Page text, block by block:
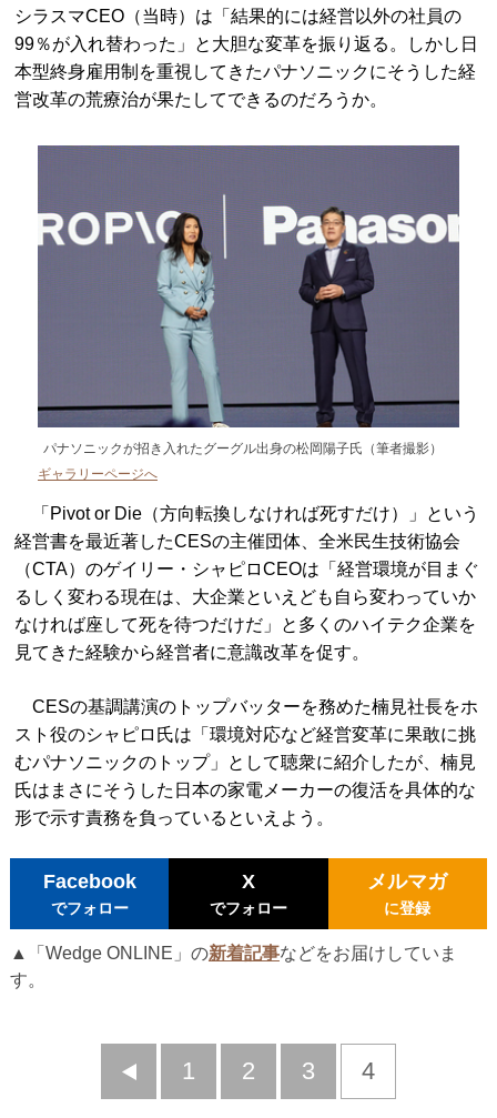
シラスマCEO（当時）は「結果的には経営以外の社員の
99％が入れ替わった」と大胆な変革を振り返る。しかし日
本型終身雇用制を重視してきたパナソニックにそうした経
営改革の荒療治が果たしてできるのだろうか。
パナソニックが招き入れたグーグル出身の松岡陽子氏（筆者撮影）
ギャラリーページへ
「Pivot or Die（方向転換しなければ死すだけ）」という
経営書を最近著したCESの主催団体、全米民生技術協会
（CTA）のゲイリー・シャピロCEOは「経営環境が目まぐ
るしく変わる現在は、大企業といえども自ら変わっていか
なければ座して死を待つだけだ」と多くのハイテク企業を
見てきた経験から経営者に意識改革を促す。
CESの基調講演のトップバッターを務めた楠見社長をホ
スト役のシャピロ氏は「環境対応など経営変革に果敢に挑
むパナソニックのトップ」として聴衆に紹介したが、楠見
氏はまさにそうした日本の家電メーカーの復活を具体的な
形で示す責務を負っているといえよう。
Facebook
でフォロー
X
でフォロー
メルマガ
に登録
▲「Wedge ONLINE」の新着記事などをお届けしていま
す。
前
1 2 3 4